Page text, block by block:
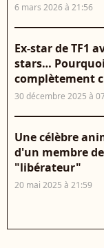
6 mars 2026 à 21:56
Ex-star de TF1
stars…
complètement
30 décembre 2025 à
Une célèbre
d'un membre
"libérateur"
20 mai 2025 à 21:59